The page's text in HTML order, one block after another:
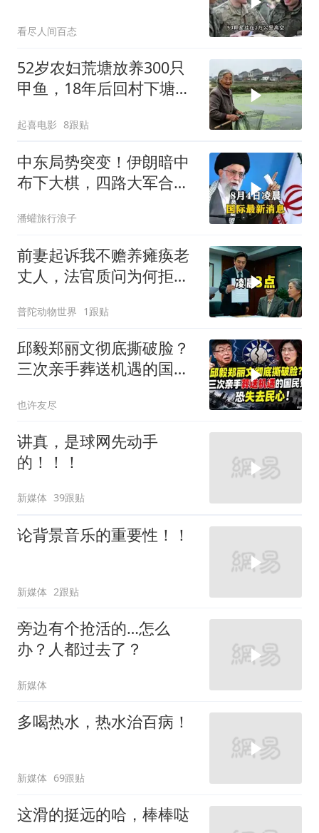
看尽人间百态
52岁农妇荒塘放养300只
甲鱼，18年后回村下塘瞬
起喜电影 8跟贴
中东局势突变！伊朗暗中
布下大棋，四路大军合
潘蠸旅行浪子
前妻起诉我不赡养瘫痪老
丈人，法官质问为何拒不
普陀动物世界 1跟贴
邱毅郑丽文彻底撕破脸？
三次亲手葬送机遇的国民
也许友尽
讲真，是球网先动手
的！！！
新媒体 39跟贴
论背景音乐的重要性！！
新媒体 2跟贴
旁边有个抢活的…怎么
办？人都过去了？
新媒体
多喝热水，热水治百病！
新媒体 69跟贴
这滑的挺远的哈，棒棒哒